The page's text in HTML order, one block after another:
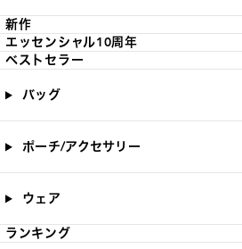
新作
エッセンシャル10周年
ベストセラー
バッグ
ポーチ/アクセサリー
ウェア
ランキング